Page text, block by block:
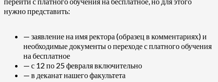
нужно представить:
— заявление на имя ректора (образец в комментариях) и
необходимые документы о переходе с платного обучения
на бесплатное
— с 12 по 25 февраля включительно
— в деканат нашего факультета